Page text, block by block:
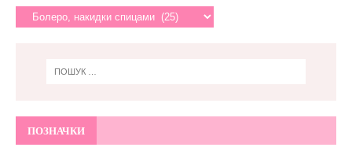
ПОЗНАЧКИ